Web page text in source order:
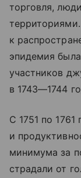
торговля,
к
эпидемия
участников
в 1743—1744
С 1751 по 1761
и
минимума за
страдали от